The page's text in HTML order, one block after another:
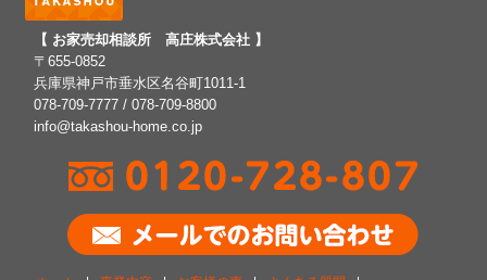
【 お家売却相談所 高庄株式会社 】
〒655-0852
兵庫県神戸市垂水区名谷町1011-1
078-709-7777 / 078-709-8800
info@takashou-home.co.jp